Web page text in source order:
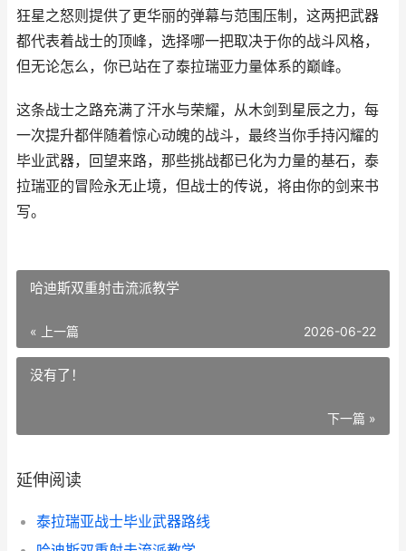
狂星之怒则提供了更华丽的弹幕与范围压制，这两把武器
都代表着战士的顶峰，选择哪一把取决于你的战斗风格，
但无论怎么，你已站在了泰拉瑞亚力量体系的巅峰。
这条战士之路充满了汗水与荣耀，从木剑到星辰之力，每
一次提升都伴随着惊心动魄的战斗，最终当你手持闪耀的
毕业武器，回望来路，那些挑战都已化为力量的基石，泰
拉瑞亚的冒险永无止境，但战士的传说，将由你的剑来书
写。
哈迪斯双重射击流派教学
« 上一篇 2026-06-22
没有了！
下一篇 »
延伸阅读
泰拉瑞亚战士毕业武器路线